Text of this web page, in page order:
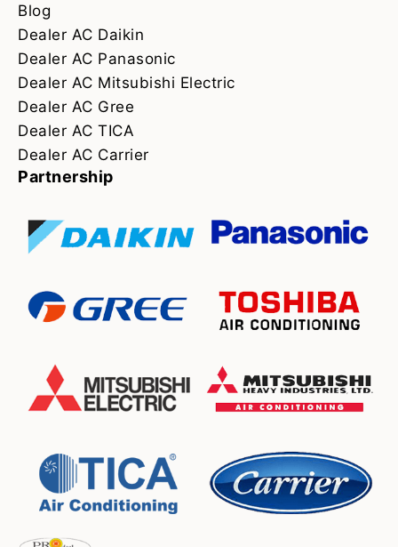
Blog
Dealer AC Daikin
Dealer AC Panasonic
Dealer AC Mitsubishi Electric
Dealer AC Gree
Dealer AC TICA
Dealer AC Carrier
Partnership